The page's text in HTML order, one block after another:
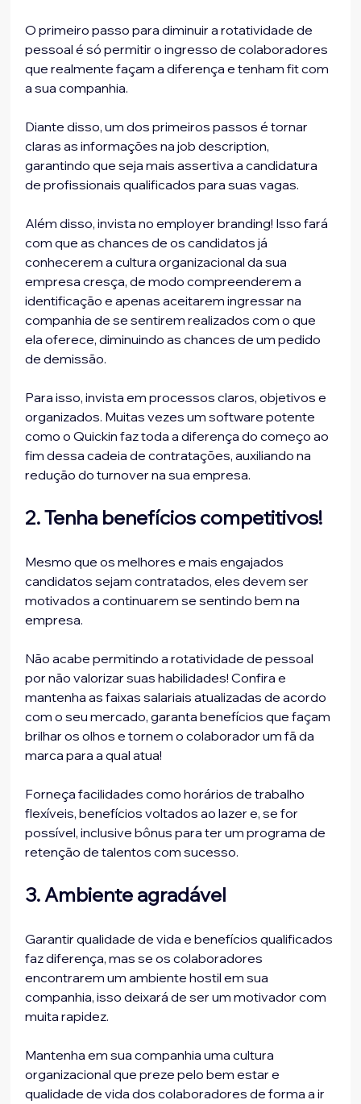
O primeiro passo para diminuir a rotatividade de
pessoal é só permitir o ingresso de colaboradores
que realmente façam a diferença e tenham fit com
a sua companhia.
Diante disso, um dos primeiros passos é tornar
claras as informações na job description,
garantindo que seja mais assertiva a candidatura
de profissionais qualificados para suas vagas.
Além disso, invista no employer branding! Isso fará
com que as chances de os candidatos já
conhecerem a cultura organizacional da sua
empresa cresça, de modo compreenderem a
identificação e apenas aceitarem ingressar na
companhia de se sentirem realizados com o que
ela oferece, diminuindo as chances de um pedido
de demissão.
Para isso, invista em processos claros, objetivos e
organizados. Muitas vezes um software potente
como o Quickin faz toda a diferença do começo ao
fim dessa cadeia de contratações, auxiliando na
2. Tenha benefícios competitivos!
Mesmo que os melhores e mais engajados
candidatos sejam contratados, eles devem ser
motivados a continuarem se sentindo bem na
empresa.
Não acabe permitindo a rotatividade de pessoal
por não valorizar suas habilidades! Confira e
mantenha as faixas salariais atualizadas de acordo
com o seu mercado, garanta benefícios que façam
brilhar os olhos e tornem o colaborador um fã da
marca para a qual atua!
Forneça facilidades como horários de trabalho
flexíveis, benefícios voltados ao lazer e, se for
possível, inclusive bônus para ter um programa de
3. Ambiente agradável
Garantir qualidade de vida e benefícios qualificados
faz diferença, mas se os colaboradores
encontrarem um ambiente hostil em sua
companhia, isso deixará de ser um motivador com
muita rapidez.
Mantenha em sua companhia uma cultura
organizacional que preze pelo bem estar e
qualidade de vida dos colaboradores de forma a ir